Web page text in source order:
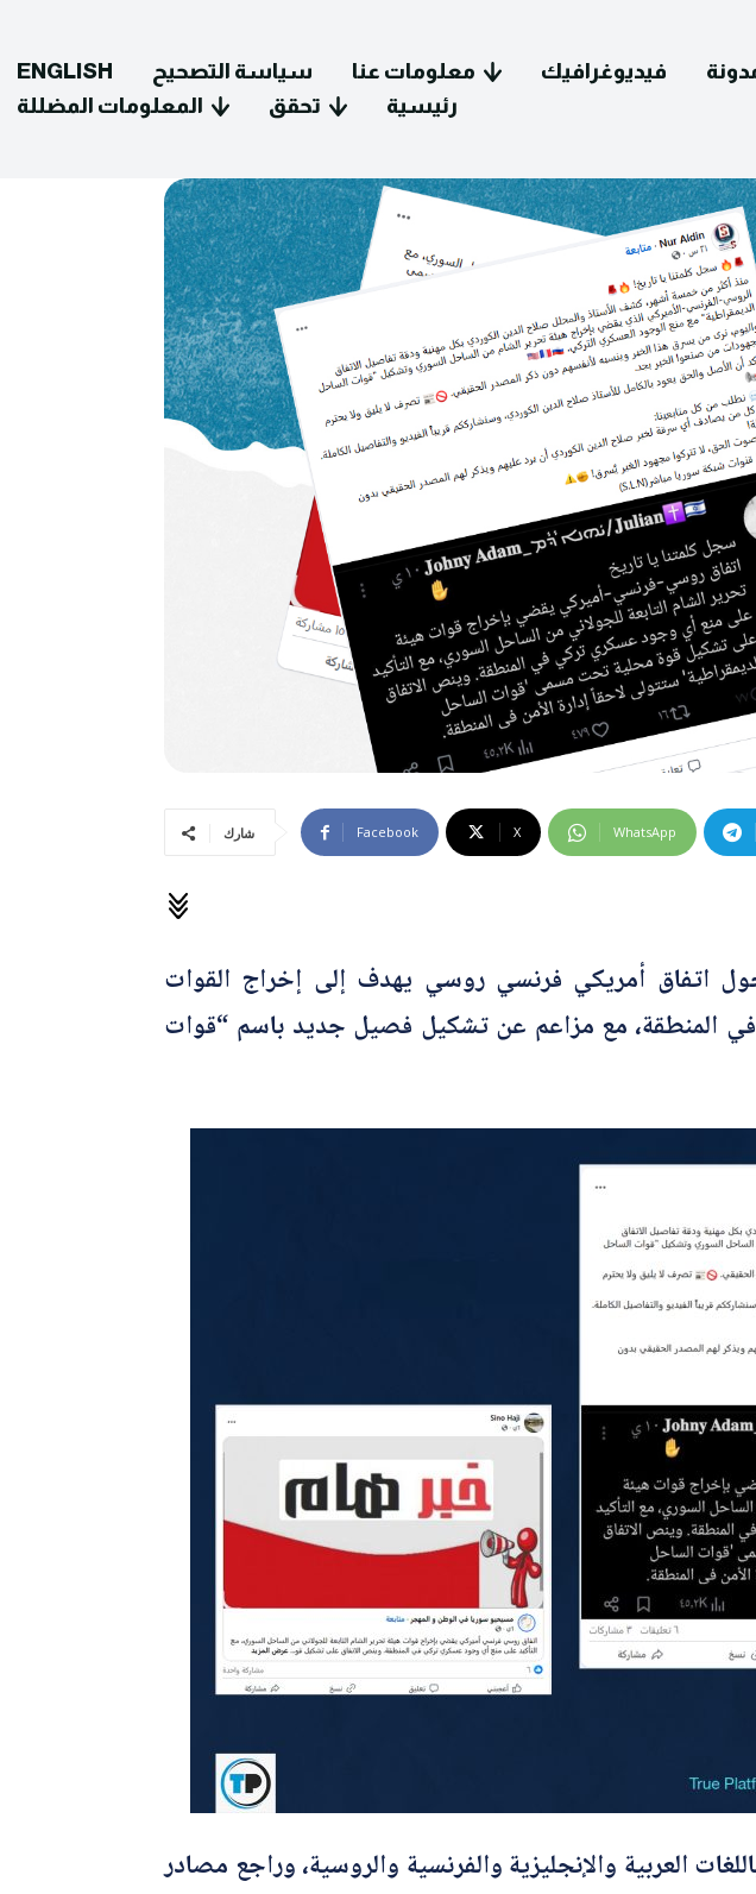
ENGLISH سياسة التصحيح معلومات عنا فيديوغرافيك
المعلومات المضللة
تحقق رئيسية
شارك Facebook X WhatsApp
اتفاق أمريكي فرنسي روسي يهدف إلى إخراج القوات
المنطقة، مع مزاعم عن تشكيل فصيل جديد باسم “قوات
العربية والإنجليزية والفرنسية والروسية، وراجع مصادر